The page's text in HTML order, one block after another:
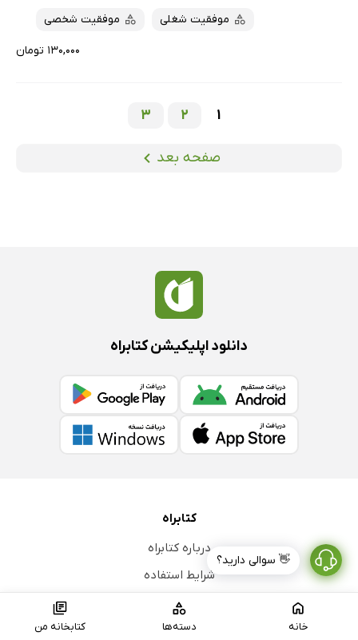
خانه دسته‌ها کتابخانه من
موفقیت شغلی موفقیت شخصی
۱۳۰,۰۰۰ تومان
1
2
3
صفحه بعد
👋 سوالی دارید؟
دانلود اپلیکیشن کتابراه
کتابراه
درباره کتابراه
شرایط استفاده
حریم خصوصی
فرصت‌های شغلی